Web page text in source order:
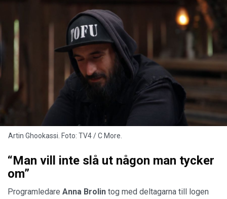
Artin Ghookassi. Foto: TV4 / C More.
“Man vill inte slå ut någon man tycker
om”
Programledare Anna Brolin tog med deltagarna till logen